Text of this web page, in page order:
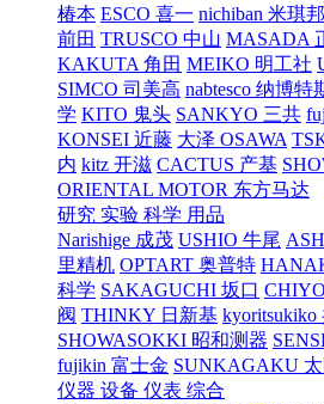
椿本 ESCO 喜一 nichiban 米琪邦
前田 TRUSCO 中山 MASADA
KAKUTA 角田 MEIKO 明工社
SIMCO 司美高 nabtesco 纳博特
学 KITO 鬼头 SANKYO 三共
KONSEI 近藤 大泽 OSAWA
内 kitz 开滋 CACTUS 产基
ORIENTAL MOTOR 东方马达
研究 实验 科学 用品
Narishige 成茂 USHIO 牛尾
里精机 OPTART 奥普特
科学 SAKAGUCHI 坂口
阀 THINKY 日新基 kyoritsukiko
SHOWASOKKI 昭和测器
fujikin 富士金 SUNKAGAKU
仪器 设备 仪表 综合